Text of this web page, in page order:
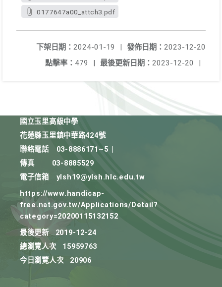
0177647a00_attch3.pdf
發佈日期： 2023-12-20
下架日期： 2024-01-19
|
最後更新日期： 2023-12-20 |
點擊率： 479 |
國立玉里高級中學
花蓮縣玉里鎮中華路424號
聯絡電話
03-8886171~5
傳真
03-8885529
電子信箱
ylsh19@ylsh.hlc.edu.tw
https://www.handicap-
free.nat.gov.tw/Applications/Detail?
category=20200115132152
最後更新
2019-12-24
總瀏覽人次
15959763
今日瀏覽人次
20906